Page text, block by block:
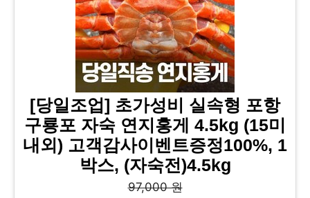
[당일조업] 초가성비 실속형 포항
구룡포 자숙 연지홍게 4.5kg (15미
내외) 고객감사이벤트증정100%, 1
박스, (자숙전)4.5kg
97,000 원